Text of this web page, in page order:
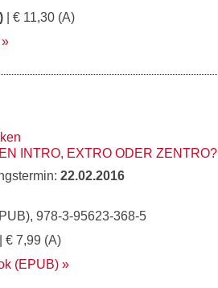
| € 11,30 (A)
INTRO, EXTRO ODER ZENTRO?
22.02.2016
978-3-95623-368-5
| € 7,99 (A)
(EPUB)